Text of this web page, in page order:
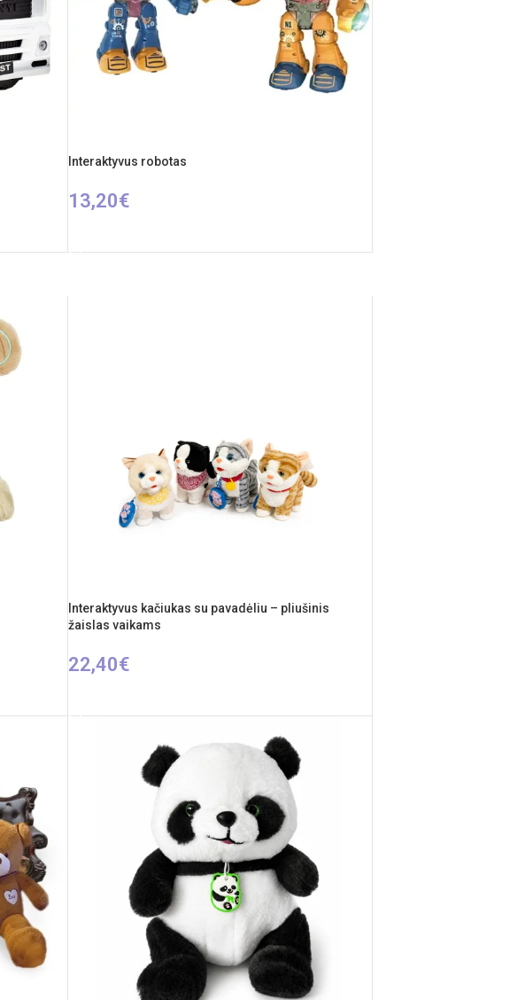
Interaktyvus robotas
13,20€
Interaktyvus kačiukas su pavadėliu – pliušinis
žaislas vaikams
22,40€